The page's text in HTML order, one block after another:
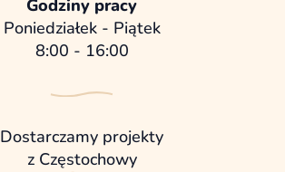
Godziny pracy
Poniedziałek - Piątek
8:00 - 16:00
Dostarczamy projekty
z Częstochowy